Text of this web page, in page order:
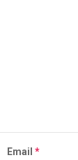
Email